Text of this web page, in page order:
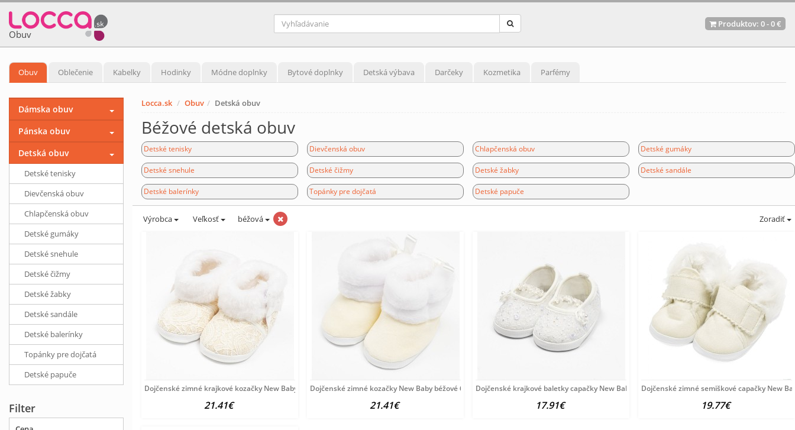
Obuv
Produktov: 0-0 €
Obuv Oblečenie Kabelky Hodinky Módne doplnky Bytové doplnky Detská výbava Darčeky Kozmetika Parfémy
Locca.sk Obuv Detská obuv
Béžové detská obuv
Detské tenisky Dievčenská obuv Chlapčenská obuv Detské gumáky
Detské snehule Detské čižmy Detské žabky Detské sandále
Detské balerínky Topánky pre dojčatá Detské papuče
Výrobca Veľkosť béžová Zoradiť
Dojčenské zimné krajkové kozačky New Baby 6-12 m béžové
21.41€
Dojčenské zimné kozačky New Baby béžové 6-12 m
21.41€
Dojčenské krajkové baletky capačky New Baby béžová
17.91€
Dojčenské zimné semiškové capačky New
19.77€
Dámska obuv
Pánska obuv
Detská obuv
Detské tenisky
Dievčenská obuv
Chlapčenská obuv
Detské gumáky
Detské snehule
Detské čižmy
Detské žabky
Detské sandále
Detské balerínky
Topánky pre dojčatá
Detské papuče
Filter